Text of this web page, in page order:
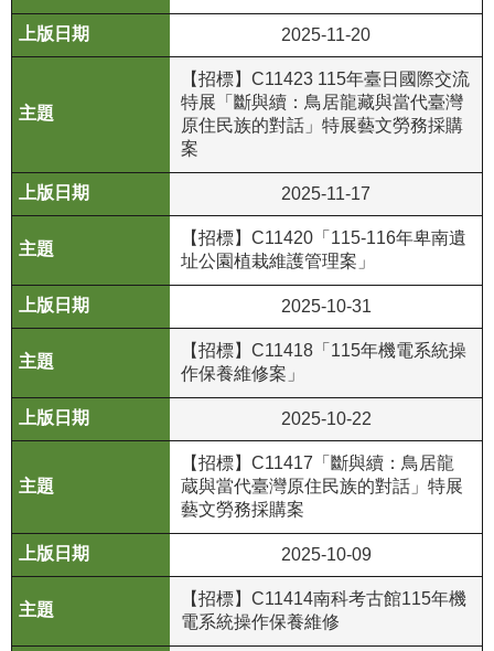
民
服
務
皮
政
府
公
資
2025-11-20
【招標】C11423 115年臺日國際交流
特展「斷與續：鳥居龍藏與當代臺灣
原住民族的對話」特展藝文勞務採購
案
2025-11-17
【招標】C11420「115-116年卑南遺
址公園植栽維護管理案」
2025-10-31
【招標】C11418「115年機電系統操
作保養維修案」
2025-10-22
【招標】C11417「斷與續：鳥居龍
蔵與當代臺灣原住民族的對話」特展
藝文勞務採購案
2025-10-09
【招標】C11414南科考古館115年機
電系統操作保養維修